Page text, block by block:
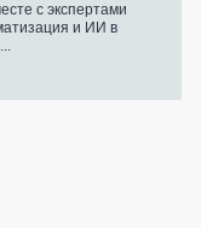
с экспертами
и ИИ в